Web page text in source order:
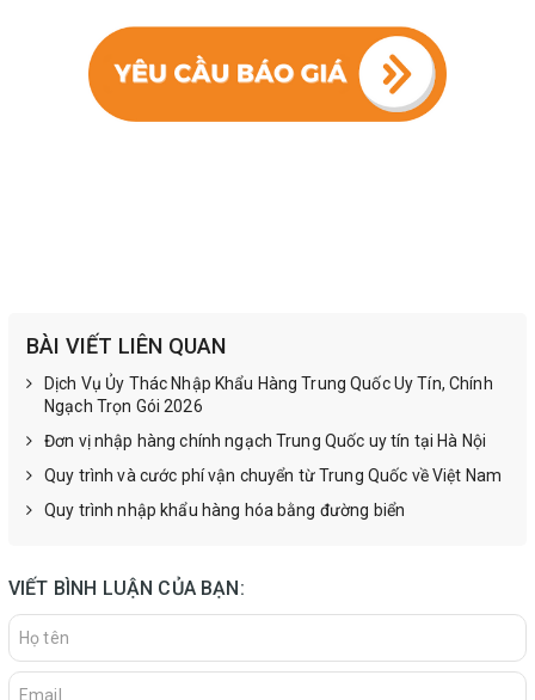
BÀI VIẾT LIÊN QUAN
Dịch Vụ Ủy Thác Nhập Khẩu Hàng Trung Quốc Uy Tín, Chính
Ngạch Trọn Gói 2026
Đơn vị nhập hàng chính ngạch Trung Quốc uy tín tại Hà Nội
Quy trình và cước phí vận chuyển từ Trung Quốc về Việt Nam
Quy trình nhập khẩu hàng hóa bằng đường biển
VIẾT BÌNH LUẬN CỦA BẠN: